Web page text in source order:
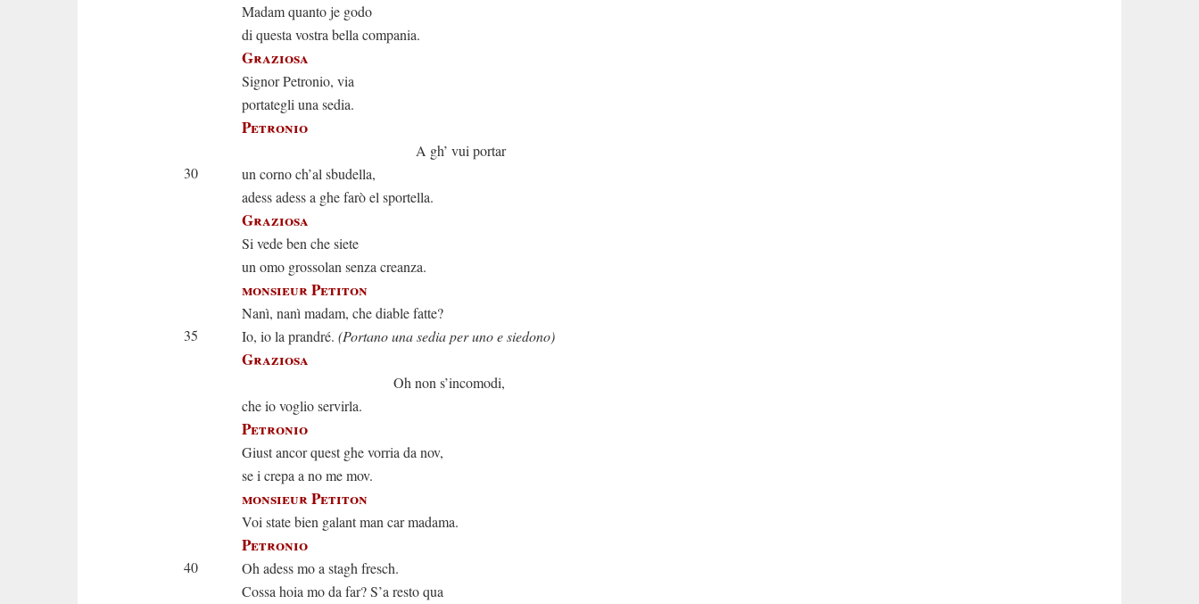
Madam quanto je godo
di questa vostra bella compania.
Graziosa
Signor Petronio, via
portategli una sedia.
Petronio
A gh’ vui portar
30
un corno ch’al sbudella,
adess adess a ghe farò el sportella.
Graziosa
Si vede ben che siete
un omo grossolan senza creanza.
monsieur Petiton
Nanì, nanì madam, che diable fatte?
35
Io, io la prandré. (Portano una sedia per uno e siedono)
Graziosa
Oh non s’incomodi,
che io voglio servirla.
Petronio
Giust ancor quest ghe vorria da nov,
se i crepa a no me mov.
monsieur Petiton
Voi state bien galant man car madama.
Petronio
40
Oh adess mo a stagh fresch.
Cossa hoia mo da far? S’a resto qua